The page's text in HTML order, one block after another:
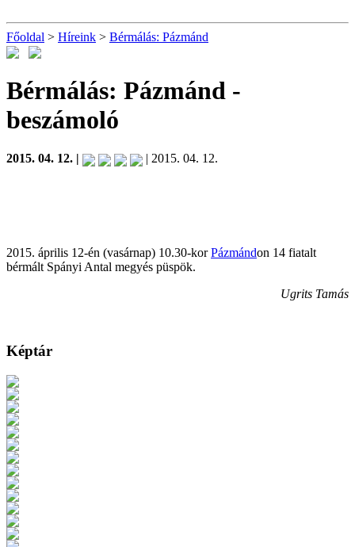
Főoldal > Híreink > Bérmálás: Pázmánd
Bérmálás: Pázmánd -
beszámoló
2015. 04. 12. | | 2015. 04. 12.
2015. április 12-én (vasárnap) 10.30-korPázmándon 14 fiatalt
bérmált Spányi Antal megyés püspök.
Ugrits Tamás
Képtár